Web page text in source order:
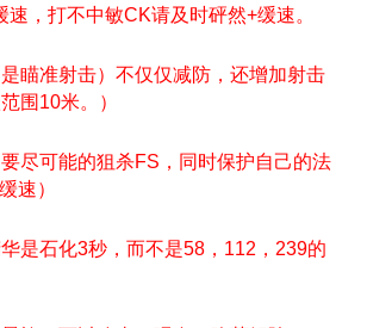
打不中敏CK请及时砰然+缓速。
准射击）不仅仅减防，还增加射击
围10米。）
可能的狙杀FS，同时保护自己的法
速）
石化3秒，而不是58，112，239的